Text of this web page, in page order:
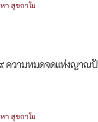
า สุขกาโม
ความหมดจดแห่งญา
า สุขกาโม